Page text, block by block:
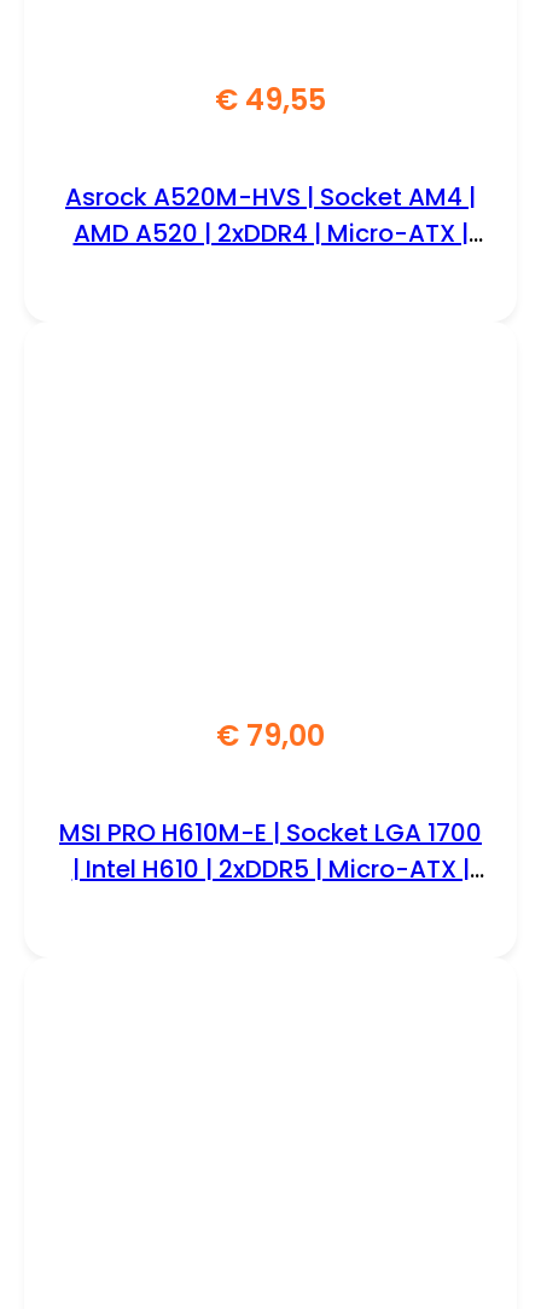
€ 49,55
Asrock A520M-HVS | Socket AM4 |
AMD A520 | 2xDDR4 | Micro-ATX |
€ 79,00
MSI PRO H610M-E | Socket LGA 1700
| Intel H610 | 2xDDR5 | Micro-ATX |